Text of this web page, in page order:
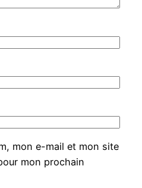
mon e-mail et mon site
mon prochain